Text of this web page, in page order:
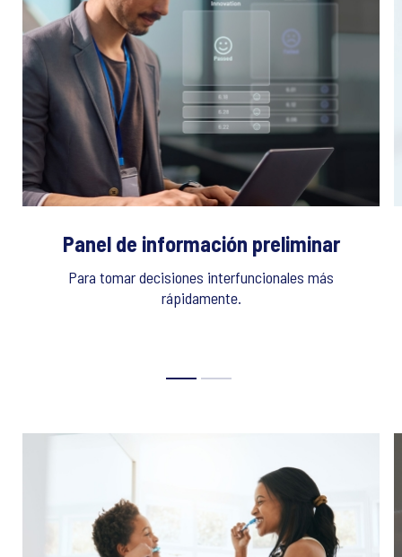
Panel de información preliminar
Para tomar decisiones interfuncionales más
rápidamente.